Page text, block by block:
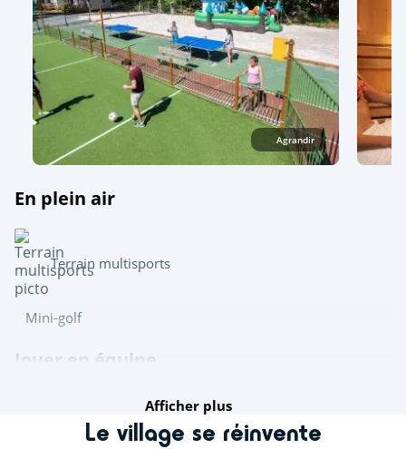
Agrandir
En plein air
Terrain multisports
Mini-golf
Jouer en équipe
Pétanque
Afficher plus
Le village se réinvente